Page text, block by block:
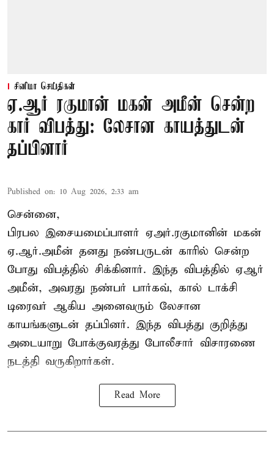
சினிமா செய்திகள்
ஏ.ஆர் ரகுமான் மகன் அமீன் சென்ற
கார் விபத்து: லேசான காயத்துடன்
தப்பினார்
Published on: 10 Aug 2026, 2:33 am
சென்னை,
பிரபல இசையமைப்பாளர் ஏஅர்.ரகுமானின் மகன்
ஏ.ஆர்.அமீன் தனது நண்பருடன் காரில் சென்ற
போது விபத்தில் சிக்கினார். இந்த விபத்தில் ஏஆர்
அமீன், அவரது நண்பர் பார்கவ், கால் டாக்சி
டிரைவர் ஆகிய அனைவரும் லேசான
காயங்களுடன் தப்பினர். இந்த விபத்து குறித்து
அடையாறு போக்குவரத்து போலீசார் விசாரணை
நடத்தி வருகிறார்கள்.
Read More